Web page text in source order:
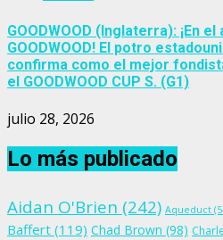
GOODWOOD (Inglaterra): ¡En
GOODWOOD! El potro
confirma como el mejor
el GOODWOOD CUP S. (G1)
julio 28, 2026
Lo más publicado
Aidan O'Brien (242) Aqueduct
Baffert (119) Chad Brown (98)